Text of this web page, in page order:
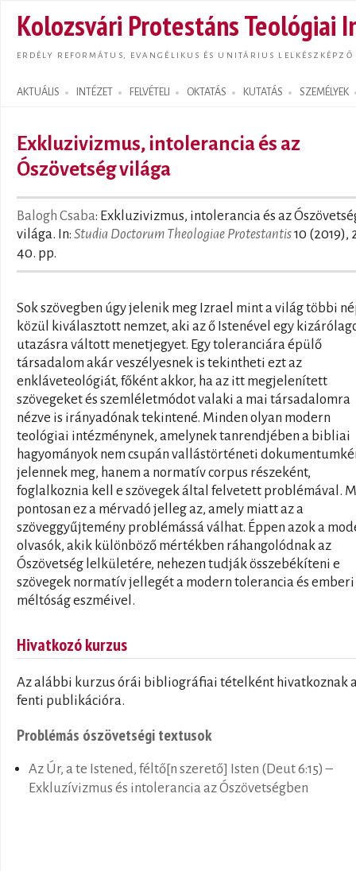
Kolozsvári Protestáns Teológiai
ERDÉLY REFORMÁTUS, EVANGÉLIKUS ÉS UNITÁRIUS LELKÉSZKÉPZŐ
AKTUÁLIS INTÉZET FELVÉTELI OKTATÁS KUTATÁS SZEMÉLYEK
Search form
Exkluzivizmus, intolerancia és az
Ószövetség világa
Balogh Csaba: Exkluzivizmus, intolerancia és az
világa. In: Studia Doctorum Theologiae Protestantis10 (2019),
40. pp.
Sok szövegben úgy jelenik meg Izrael mint a világ többi
közül kiválasztott nemzet, aki az ő Istenével egy
utazásra váltott menetjegyet. Egy toleranciára épülő
társadalom akár veszélyesnek is tekintheti ezt az
enkláveteológiát, főként akkor, ha az itt megjelenített
szövegeket és szemléletmódot valaki a mai társadalomra
nézve is irányadónak tekintené. Minden olyan modern
teológiai intézménynek, amelynek tanrendjében a bibliai
hagyományok nem csupán vallástörténeti
jelennek meg, hanem a normatív corpus részeként,
foglalkoznia kell e szövegek által felvetett problémával.
pontosan ez a mérvadó jelleg az, amely miatt az a
szöveggyűjtemény problémássá válhat. Éppen azok a
olvasók, akik különböző mértékben ráhangolódnak az
Ószövetség lelkületére, nehezen tudják összebékíteni e
szövegek normatív jellegét a modern tolerancia és emberi
méltóság eszméivel.
Hivatkozó kurzus
Az alábbi kurzus órái bibliográfiai tételként hivatkoznak
fenti publikációra.
Problémás ószövetségi textusok
Az Úr, a te Istened, féltő[n szerető] Isten (Deut 6:15) –
Exkluzívizmus és intolerancia az Ószövetségben